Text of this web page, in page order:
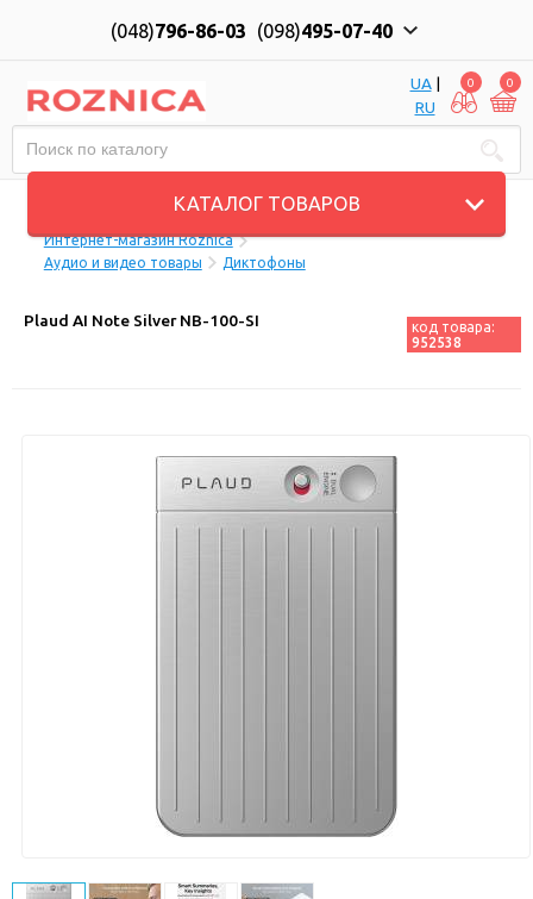
(048)796-86-03 (098)495-07-40
UA|
RU
0 0
КАТАЛОГ ТОВАРОВ
Интернет-магазин Roznica
Аудио и видео товары
Диктофоны
Plaud AI Note Silver NB-100-SI
код товара:
952538